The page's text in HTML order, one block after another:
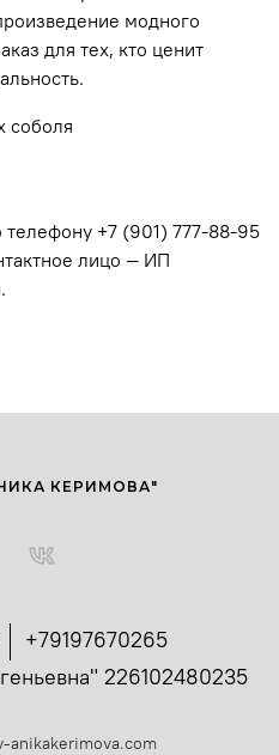
модного
для тех, кто ценит
соболя
телефону +7 (901) 777-88-95
лицо — ИП
+79197670265
226102480235
КЕРИМОВА"
anikakerimova.com